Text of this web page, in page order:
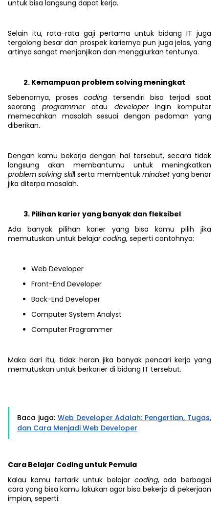
untuk bisa langsung dapat kerja.
Selain itu, rata-rata gaji pertama untuk bidang IT juga
tergolong besar dan prospek kariernya pun juga jelas, yang
artinya sangat menjanjikan dan menggiurkan tentunya.
Kemampuan problem solving meningkat
Sebenarnya, prosescoding tersendiri bisa terjadi saat
seorangprogrammeratau developeringin komputer
memecahkan masalah sesuai dengan pedoman yang
diberikan.
Dengan kamu bekerja dengan hal tersebut, secara tidak
langsung akan membantumu untuk meningkatkan
problem solving skill serta membentukmindsetyang benar
jika diterpa masalah.
Pilihan karier yang banyak dan fleksibel
Ada banyak pilihan karier yang bisa kamu pilih jika
memutuskan untuk belajar coding, seperti contohnya:
Web Developer
Front-End Developer
Back-End Developer
Computer System Analyst
Computer Programmer
Maka dari itu, tidak heran jika banyak pencari kerja yang
memutuskan untuk berkarier di bidang IT tersebut.
Baca juga: Web Developer Adalah: Pengertian, Tugas,
dan Cara Menjadi Web Developer
Cara Belajar Coding untuk Pemula
Kalau kamu tertarik untuk belajar coding, ada berbagai
cara yang bisa kamu lakukan agar bisa bekerja di pekerjaan
impian, seperti: